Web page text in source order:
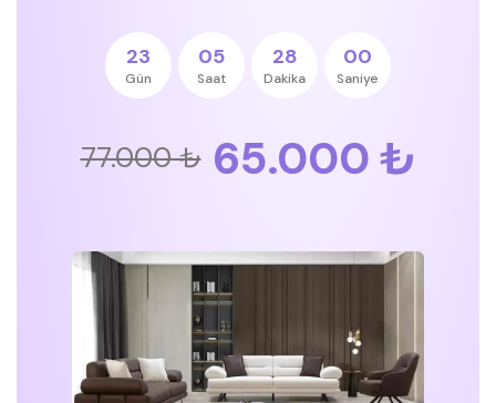
23
Gün
05
Saat
27
Dakika
59
Saniye
77.000 ₺ 65.000 ₺